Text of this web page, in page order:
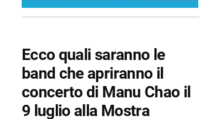
Ecco quali saranno le
band che apriranno il
concerto di Manu Chao il
9 luglio alla Mostra